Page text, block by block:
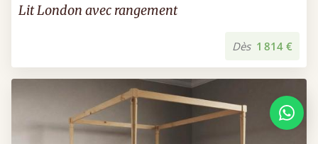
Lit London avec rangement
Dès 1 814 €